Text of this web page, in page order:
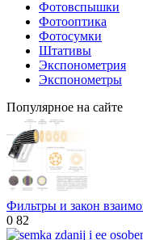
Фотовспышки
Фотооптика
Фотосумки
Штативы
Экспонометрия
Экспонометры
Популярное на сайте
Фильтры и закон
0 82